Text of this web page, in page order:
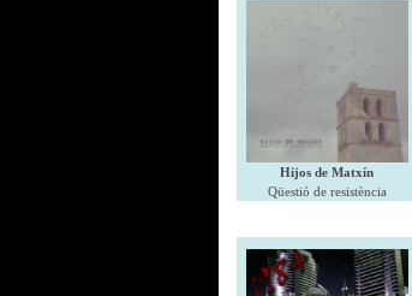
Hijos de Matxín
Qüestió de resistència